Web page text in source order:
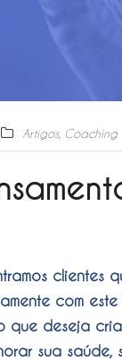
Artigos, Coaching
clientes
com este
deseja
sua saúde,